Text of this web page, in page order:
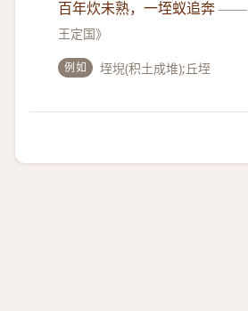
百年炊未熟，一垤蚁追奔 ——
王定国》
例如 垤堄(积土成堆);丘垤